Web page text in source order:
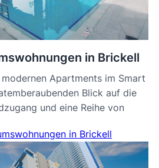
in Brickell
Apartments im Smart
Blick auf die
und eine Reihe von
in Brickell